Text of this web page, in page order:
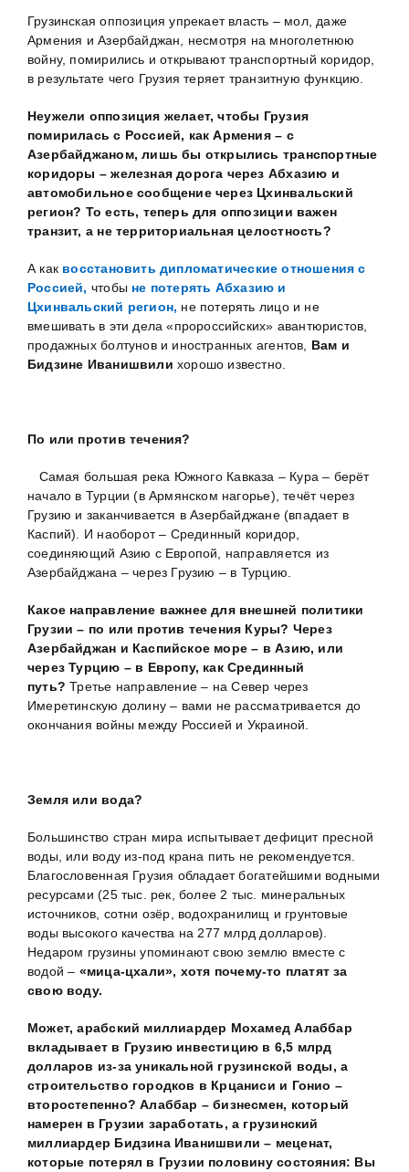
Грузинская оппозиция упрекает власть – мол, даже
Армения и Азербайджан, несмотря на многолетнюю
войну, помирились и открывают транспортный коридор,
в результате чего Грузия теряет транзитную функцию.
Неужели оппозиция желает, чтобы Грузия
помирилась с Россией, как Армения – с
Азербайджаном, лишь бы открылись транспортные
коридоры – железная дорога через Абхазию и
автомобильное сообщение через Цхинвальский
регион? То есть, теперь для оппозиции важен
транзит, а не территориальная целостность?
А как восстановить дипломатические отношения с
Россией, чтобы не потерять Абхазию и
Цхинвальский регион, не потерять лицо и не
вмешивать в эти дела «пророссийских» авантюристов,
продажных болтунов и иностранных агентов, Вам и
Бидзине Иванишвили хорошо известно.
По или против течения?
Самая большая река Южного Кавказа – Кура – берёт
начало в Турции (в Армянском нагорье), течёт через
Грузию и заканчивается в Азербайджане (впадает в
Каспий). И наоборот – Срединный коридор,
соединяющий Азию с Европой, направляется из
Азербайджана – через Грузию – в Турцию.
Какое направление важнее для внешней политики
Грузии – по или против течения Куры? Через
Азербайджан и Каспийское море – в Азию, или
через Турцию – в Европу, как Срединный
путь?Третье направление – на Север через
Имеретинскую долину – вами не рассматривается до
окончания войны между Россией и Украиной.
Земля или вода?
Большинство стран мира испытывает дефицит пресной
воды, или воду из-под крана пить не рекомендуется.
Благословенная Грузия обладает богатейшими водными
ресурсами (25 тыс. рек, более 2 тыс. минеральных
источников, сотни озёр, водохранилищ и грунтовые
воды высокого качества на 277 млрд долларов).
Недаром грузины упоминают свою землю вместе с
водой – «мица-цхали», хотя почему-то платят за
свою воду.
Может, арабский миллиардер Мохамед Алаббар
вкладывает в Грузию инвестицию в 6,5 млрд
долларов из-за уникальной грузинской воды, а
строительство городков в Крцаниси и Гонио –
второстепенно? Алаббар – бизнесмен, который
намерен в Грузии заработать, а грузинский
миллиардер Бидзина Иванишвили – меценат,
которые потерял в Грузии половину состояния: Вы